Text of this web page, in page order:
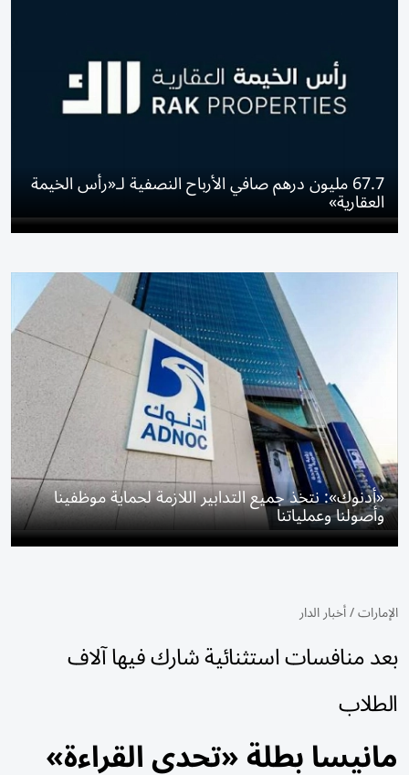
67.7 مليون درهم صافي الأرباح النصفية لـ«رأس الخيمة
العقارية»
«أدنوك»: نتخذ جميع التدابير اللازمة لحماية موظفينا
وأصولنا وعملياتنا
الإمارات/أخبار الدار
بعد منافسات استثنائية شارك فيها آلاف
الطلاب
مانيسا بطلة «تحدي القراءة»